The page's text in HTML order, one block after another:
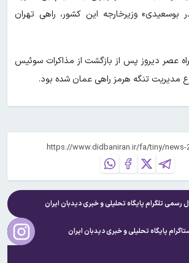
وزیرخارجه این کشور، راهی تهران
عصر دیروز پس از بازگشت از مذاکرات سوئیس
مدیریت تنگه هرمز راهی عمان شده بود.
رسمی تلگرام پایگاه تحلیلی و خبریدیدبان ایران
پایگاه تحلیلی و خبریدیدبان ایران